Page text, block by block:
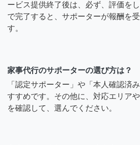
ービス提供終了後は、必ず、評価を
で完了すると、サポーターが報酬を
す。
家事代行のサポーターの選び方は？
「認定サポーター」や「本人確認済
すすめです。その他に、対応エリア
を確認して、選んでください。